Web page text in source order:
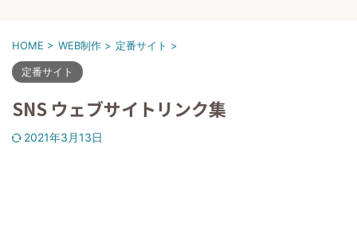
HOME > WEB制作 > 定番サイト >
定番サイト
SNS ウェブサイトリンク集
2021年3月13日